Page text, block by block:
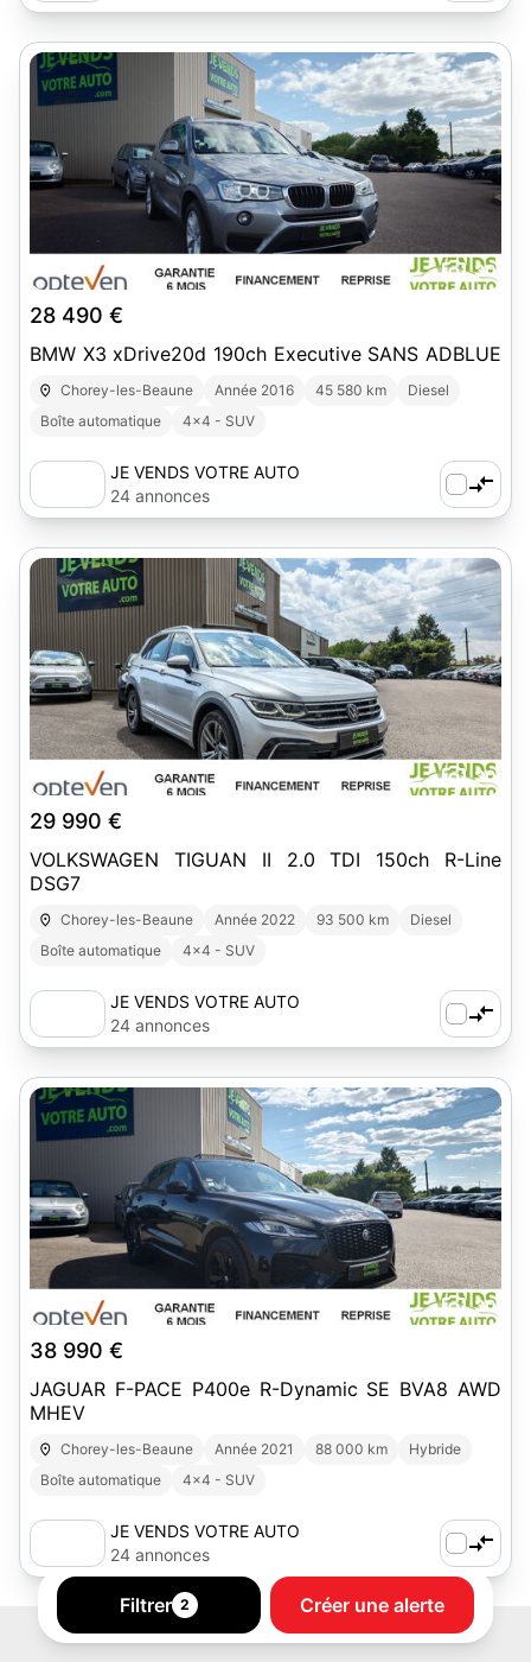
30
28 490 €
BMW X3 xDrive20d 190ch Executive SANS ADBLUE
Chorey-les-Beaune Année 2016 45 580 km
Diesel
Boîte automatique
4x4 - SUV
JE VENDS VOTRE AUTO
24 annonces
30
29 990 €
VOLKSWAGEN TIGUAN II 2.0 TDI 150ch R-Line
DSG7
Chorey-les-Beaune Année 2022 93 500 km
Diesel
Boîte automatique
4x4 - SUV
JE VENDS VOTRE AUTO
24 annonces
30
38 990 €
JAGUAR F-PACE P400e R-Dynamic SE BVA8 AWD
MHEV
Chorey-les-Beaune Année 2021 88 000 km
Hybride
Boîte automatique
4x4 - SUV
JE VENDS VOTRE AUTO
24 annonces
Filtrer 2 Créer une alerte